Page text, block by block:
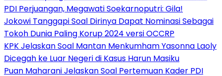
PDI Perjuangan, Megawati Soekarnoputri: Gila!
Jokowi Tanggapi Soal Dirinya Dapat Nominasi Sebagai
Tokoh Dunia Paling Korup 2024 versi OCCRP
KPK Jelaskan Soal Mantan Menkumham Yasonna Laoly
Dicegah ke Luar Negeri di Kasus Harun Masiku
Puan Maharani Jelaskan Soal Pertemuan Kader PDI